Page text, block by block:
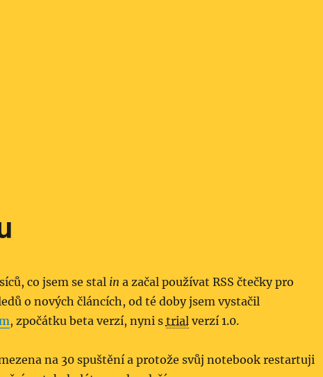
co jsem se stal in a začal používat RSS čtečky pro
o nových článcích, od té doby jsem vystačil
, zpočátku beta verzí, nyni s trialverzí 1.0.
na 30 spuštění a protože svůj notebook restartuji